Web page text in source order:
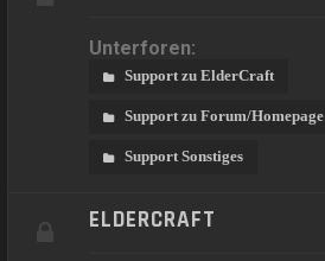
Unterforen:
Support zu ElderCraft
Support zu Forum/Homepage
Support Sonstiges
ELDERCRAFT